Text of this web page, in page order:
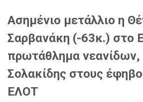
Ασημένιο μετάλλιο η
Σαρβανάκη (-63κ.) στο
πρωτάθλημα νεανίδων,
Σολακίδης στους
ΕΛΟΤ